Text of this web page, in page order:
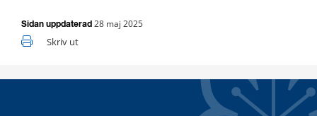
Sidan uppdaterad 28 maj 2025
Skriv ut